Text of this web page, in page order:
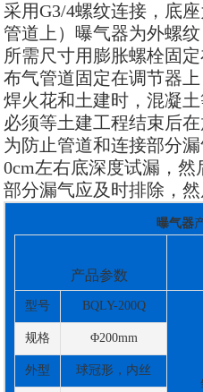
采用G3/4螺纹连接，底
管道上）曝气器为外螺
所需尺寸用膨胀螺栓固
布气管道固定在调节器
焊火花和土建时，混凝
必须等土建工程结束后
为防止管道和连接部分
0cm左右底深度试漏，
部分漏气应及时排除，然
曝气器
产品参数
型号 BQLY-200Q
氧
规格 Φ200mm
外型 球冠形，内丝